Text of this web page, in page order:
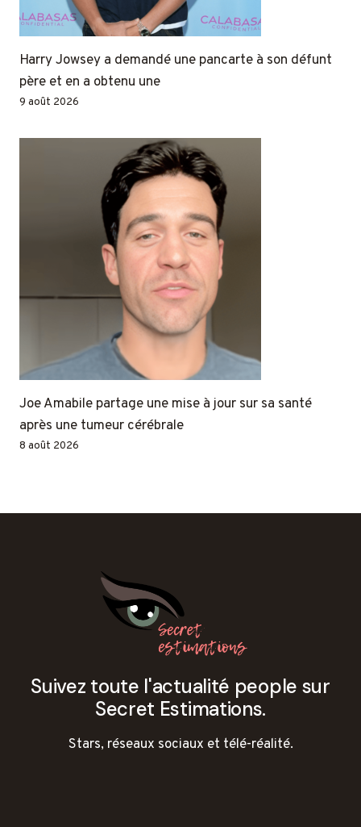
Harry Jowsey a demandé une pancarte à son défunt
père et en a obtenu une
9 août 2026
Joe Amabile partage une mise à jour sur sa santé
après une tumeur cérébrale
8 août 2026
Suivez toute l'actualité people sur
Secret Estimations.
Stars, réseaux sociaux et télé-réalité.